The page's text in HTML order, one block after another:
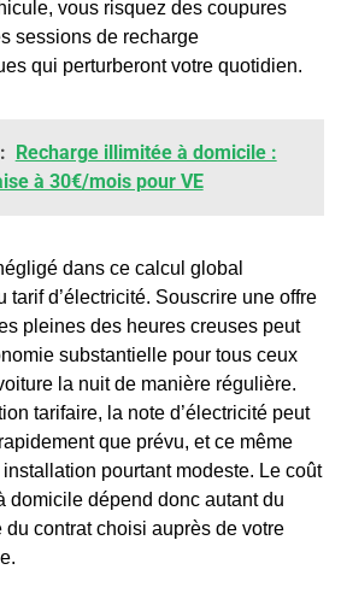
vous risquez des coupures
sessions de recharge
qui perturberont votre quotidien.
Recharge illimitée à domicile :
à 30€/mois pour VE
dans ce calcul global
tarif d’électricité. Souscrire une offre
pleines des heures creuses peut
substantielle pour tous ceux
la nuit de manière régulière.
tarifaire, la note d’électricité peut
que prévu, et ce même
pourtant modeste. Le coût
domicile dépend donc autant du
contrat choisi auprès de votre